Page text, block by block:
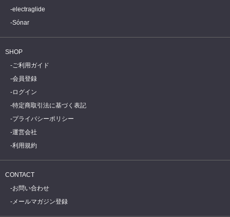
electraglide
Sónar
SHOP
ご利用ガイド
会員登録
ログイン
特定商取引法に基づく表記
プライバシーポリシー
運営会社
利用規約
CONTACT
お問い合わせ
メールマガジン登録